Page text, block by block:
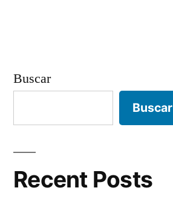
Buscar
Buscar
Recent Posts